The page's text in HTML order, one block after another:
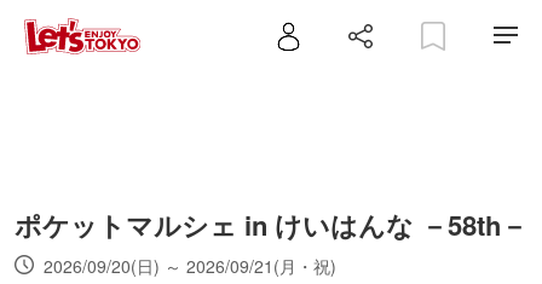
ポケットマルシェ in けいはんな －58th－
2026/09/20(日) ～ 2026/09/21(月・祝)